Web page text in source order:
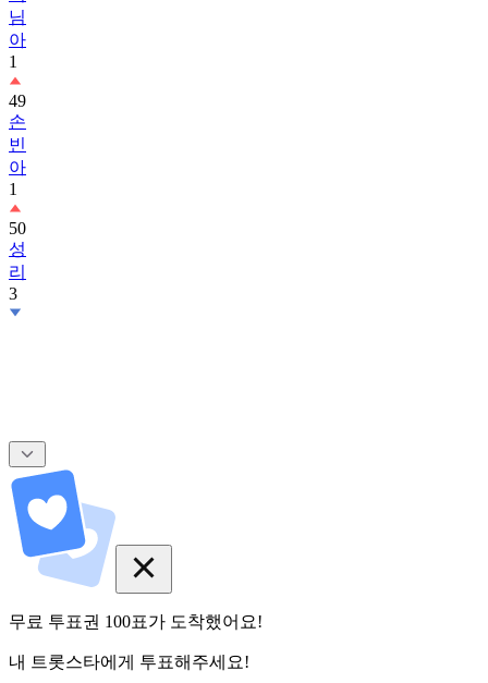
님
아
1
49
손
빈
아
1
50
성
리
3
무료 투표권 100표가 도착했어요!
내 트롯스타에게 투표해주세요!